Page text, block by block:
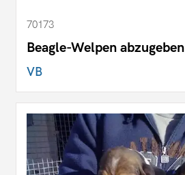
70173
Beagle-Welpen abzugeben
VB